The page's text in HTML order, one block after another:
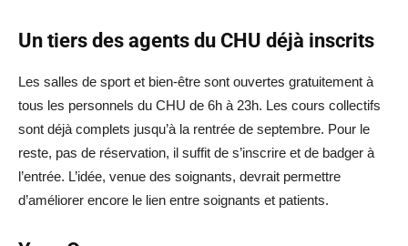
Un tiers des agents du CHU déjà inscrits
Les salles de sport et bien-être sont ouvertes gratuitement à
tous les personnels du CHU de 6h à 23h. Les cours collectifs
sont déjà complets jusqu’à la rentrée de septembre. Pour le
reste, pas de réservation, il suffit de s’inscrire et de badger à
l’entrée. L’idée, venue des soignants, devrait permettre
d’améliorer encore le lien entre soignants et patients.